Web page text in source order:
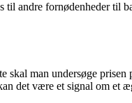
andre fornødenheder til
man undersøge prisen
det være et signal om et